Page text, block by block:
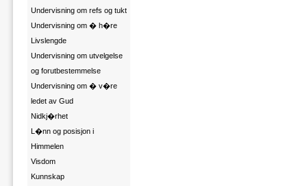
Undervisning om refs og tukt
Undervisning om � h�re
Livslengde
Undervisning om utvelgelse
og forutbestemmelse
Undervisning om � v�re
ledet av Gud
Nidkj�rhet
L�nn og posisjon i
Himmelen
Visdom
Kunnskap